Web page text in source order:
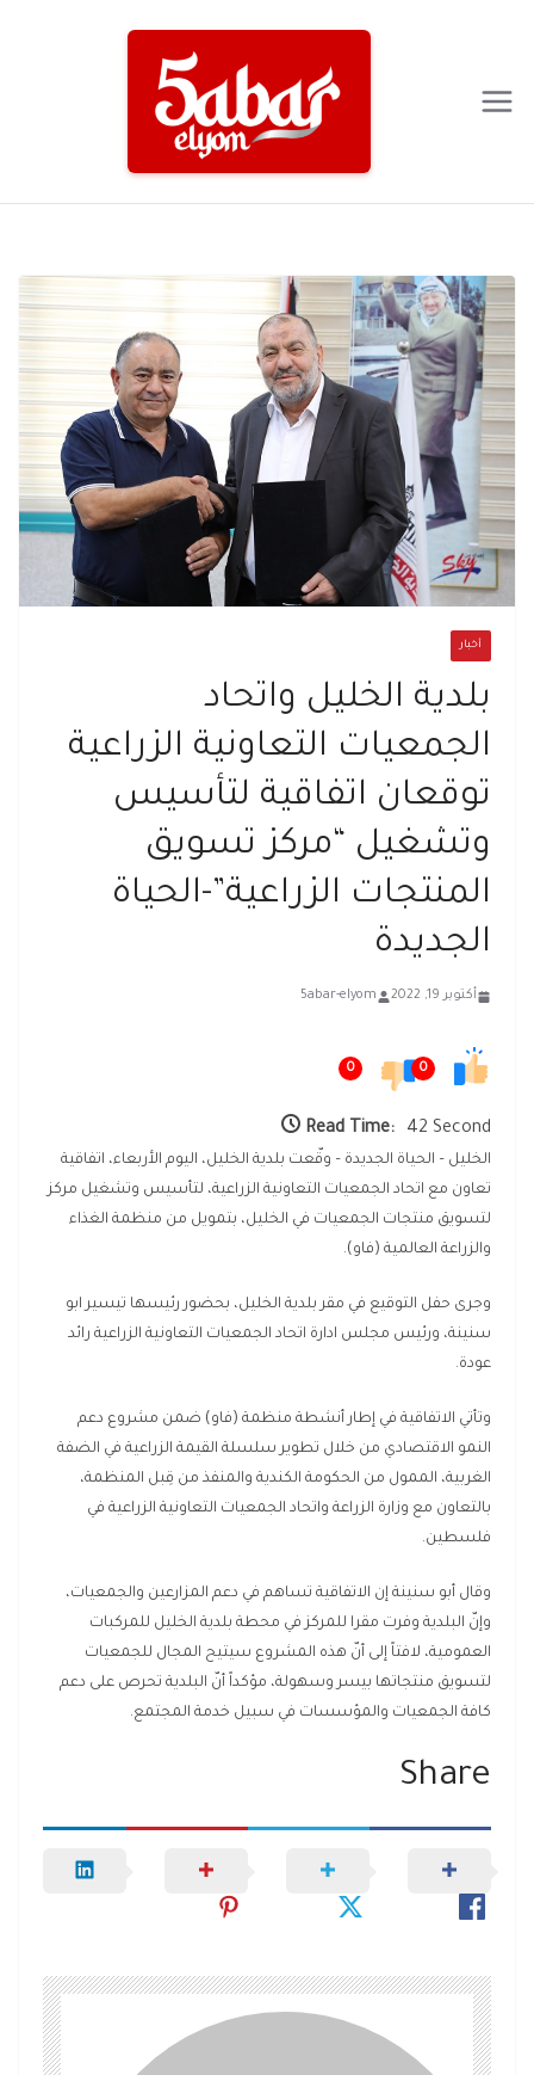
أخبار
بلدية الخليل واتحاد
الجمعيات التعاونية الزراعية
توقعان اتفاقية لتأسيس
وتشغيل “مركز تسويق
المنتجات الزراعية”-الحياة
الجديدة
أكتوبر 19, 2022 5abar-elyom
0
0
Read Time: 42 Second
الخليل – الحياة الجديدة – وقّعت بلدية الخليل، اليوم الأربعاء، اتفاقية
تعاون مع اتحاد الجمعيات التعاونية الزراعية، لتأسيس وتشغيل مركز
لتسويق منتجات الجمعيات في الخليل، بتمويل من منظمة الغذاء
والزراعة العالمية (فاو).
وجرى حفل التوقيع في مقر بلدية الخليل، بحضور رئيسها تيسير ابو
سنينة، ورئيس مجلس ادارة اتحاد الجمعيات التعاونية الزراعية رائد
عودة.
وتأتي الاتفاقية في إطار أنشطة منظمة (فاو) ضمن مشروع دعم
النمو الاقتصادي من خلال تطوير سلسلة القيمة الزراعية في الضفة
الغربية، الممول من الحكومة الكندية والمنفذ من قِبل المنظمة،
بالتعاون مع وزارة الزراعة واتحاد الجمعيات التعاونية الزراعية في
فلسطين.
وقال أبو سنينة إن الاتفاقية تساهم في دعم المزارعين والجمعيات،
وإنّ البلدية وفرت مقرا للمركز في محطة بلدية الخليل للمركبات
العمومية، لافتاً إلى أنّ هذه المشروع سيتيح المجال للجمعيات
لتسويق منتجاتها بيسر وسهولة، مؤكداً أنّ البلدية تحرص على دعم
كافة الجمعيات والمؤسسات في سبيل خدمة المجتمع.
Share